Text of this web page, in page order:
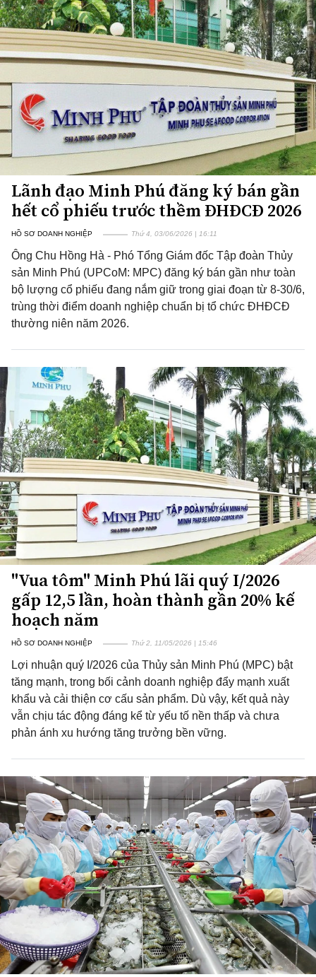
Lãnh đạo Minh Phú đăng ký bán gần
hết cổ phiếu trước thềm ĐHĐCĐ 2026
HỒ SƠ DOANH NGHIỆP Thứ 4, 03/06/2026 | 16:11
Ông Chu Hồng Hà - Phó Tổng Giám đốc Tập đoàn Thủy
sản Minh Phú (UPCoM: MPC) đăng ký bán gần như toàn
bộ lượng cổ phiếu đang nắm giữ trong giai đoạn từ 8-30/6,
trùng thời điểm doanh nghiệp chuẩn bị tổ chức ĐHĐCĐ
thường niên năm 2026.
"Vua tôm" Minh Phú lãi quý I/2026
gấp 12,5 lần, hoàn thành gần 20% kế
hoạch năm
HỒ SƠ DOANH NGHIỆP Thứ 2, 11/05/2026 | 15:46
Lợi nhuận quý I/2026 của Thủy sản Minh Phú (MPC) bật
tăng mạnh, trong bối cảnh doanh nghiệp đẩy mạnh xuất
khẩu và cải thiện cơ cấu sản phẩm. Dù vậy, kết quả này
vẫn chịu tác động đáng kể từ yếu tố nền thấp và chưa
phản ánh xu hướng tăng trưởng bền vững.